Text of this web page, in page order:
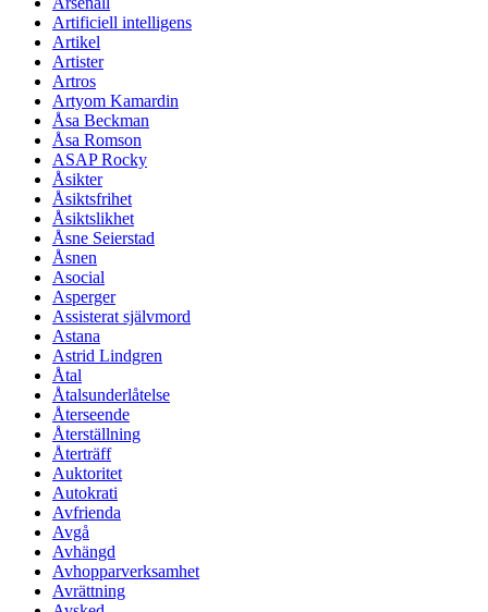
Artificiell intelligens
Artikel
Artister
Artros
Artyom Kamardin
Åsa Beckman
Åsa Romson
ASAP Rocky
Åsikter
Åsiktsfrihet
Åsiktslikhet
Åsne Seierstad
Åsnen
Asocial
Asperger
Assisterat självmord
Astana
Astrid Lindgren
Åtal
Åtalsunderlåtelse
Återseende
Återställning
Återträff
Auktoritet
Autokrati
Avfrienda
Avgå
Avhängd
Avhopparverksamhet
Avrättning